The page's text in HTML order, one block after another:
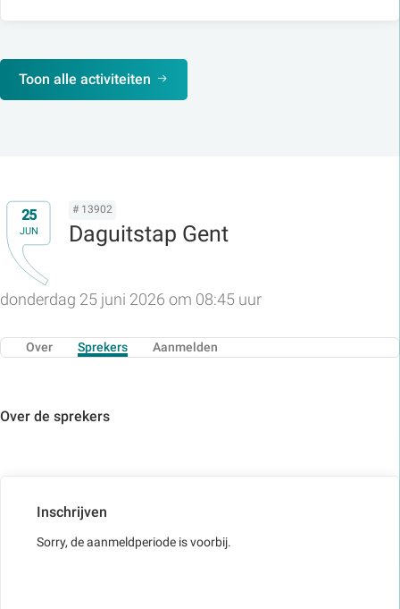
Toon alle activiteiten
25
JUN
# 13902
Daguitstap Gent
donderdag 25 juni 2026 om 08:45 uur
Over Sprekers Aanmelden
Over de sprekers
Inschrijven
Sorry, de aanmeldperiode is voorbij.